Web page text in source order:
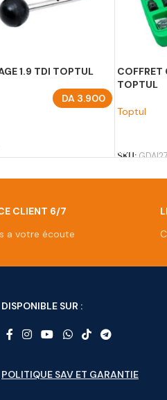
1.9 TDI TOPTUL
DA3.900
COFFRET
TOPTUL
Toptul
SKU:
CLIENT 6/7
a votre écoute
DISPONIBLE SUR :
POLITIQUE SAV ET GARANTIE